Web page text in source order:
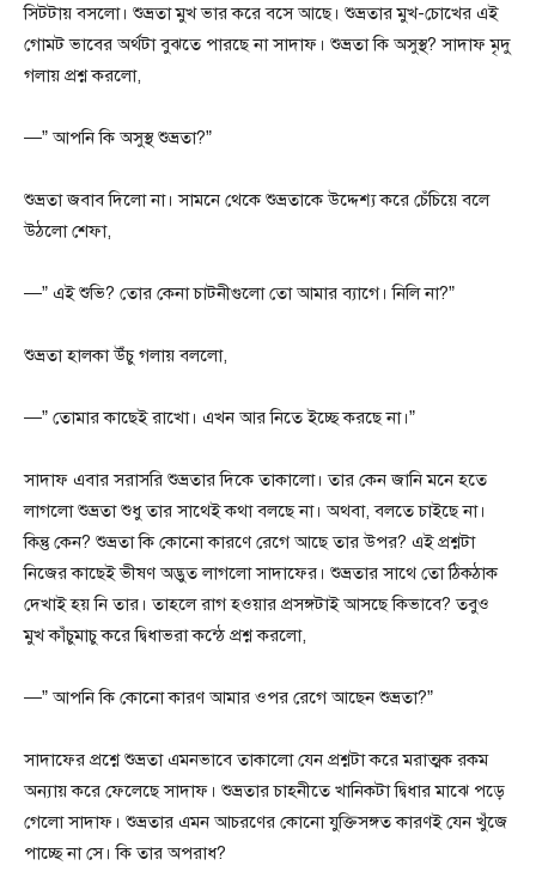
সিটটায় বসলো। শুভ্রতা মুখ ভার করে বসে আছে। শুভ্রতার মুখ-চোখের এই
গোমট ভাবের অর্থটা বুঝতে পারছে না সাদাফ। শুভ্রতা কি অসুস্থ? সাদাফ মৃদু
গলায় প্রশ্ন করলো,
—” আপনি কি অসুস্থ শুভ্রতা?”
শুভ্রতা জবাব দিলো না। সামনে থেকে শুভ্রতাকে উদ্দেশ্য করে চেঁচিয়ে বলে
উঠলো শেফা,
—” এই শুভি? তোর কেনা চাটনীগুলো তো আমার ব্যাগে। নিলি না?”
শুভ্রতা হালকা উঁচু গলায় বললো,
—” তোমার কাছেই রাখো। এখন আর নিতে ইচ্ছে করছে না।”
সাদাফ এবার সরাসরি শুভ্রতার দিকে তাকালো। তার কেন জানি মনে হতে
লাগলো শুভ্রতা শুধু তার সাথেই কথা বলছে না। অথবা, বলতে চাইছে না।
কিন্তু কেন? শুভ্রতা কি কোনো কারণে রেগে আছে তার উপর? এই প্রশ্নটা
নিজের কাছেই ভীষণ অদ্ভুত লাগলো সাদাফের। শুভ্রতার সাথে তো ঠিকঠাক
দেখাই হয় নি তার। তাহলে রাগ হওয়ার প্রসঙ্গটাই আসছে কিভাবে? তবুও
মুখ কাঁচুমাচু করে দ্বিধাভরা কন্ঠে প্রশ্ন করলো,
—” আপনি কি কোনো কারণ আমার ওপর রেগে আছেন শুভ্রতা?”
সাদাফের প্রশ্নে শুভ্রতা এমনভাবে তাকালো যেন প্রশ্নটা করে মরাত্মক রকম
অন্যায় করে ফেলেছে সাদাফ। শুভ্রতার চাহনীতে খানিকটা দ্বিধার মাঝে পড়ে
গেলো সাদাফ। শুভ্রতার এমন আচরণের কোনো যুক্তিসঙ্গত কারণই যেন খুঁজে
পাচ্ছে না সে। কি তার অপরাধ?